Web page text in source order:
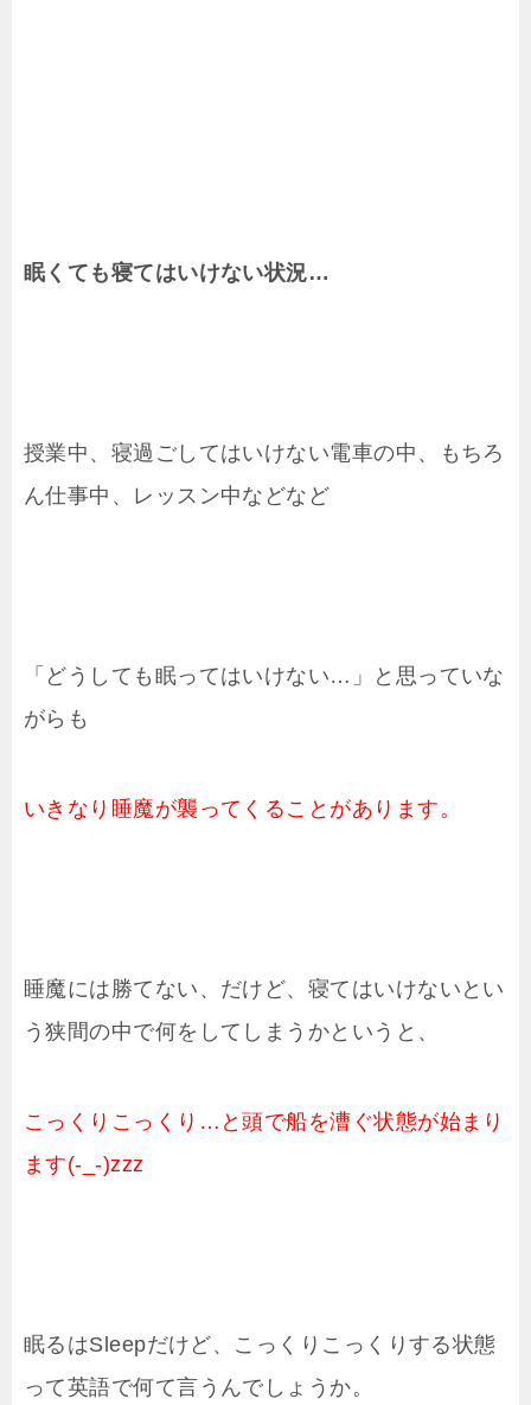
眠くても寝てはいけない状況…
授業中、寝過ごしてはいけない電車の中、もちろ
ん仕事中、レッスン中などなど
「どうしても眠ってはいけない…」と思っていな
がらも
いきなり睡魔が襲ってくることがあります。
睡魔には勝てない、だけど、寝てはいけないとい
う狭間の中で何をしてしまうかというと、
こっくりこっくり…と頭で船を漕ぐ状態が始まり
ます(-_-)zzz
眠るはSleepだけど、こっくりこっくりする状態
って英語で何て言うんでしょうか。